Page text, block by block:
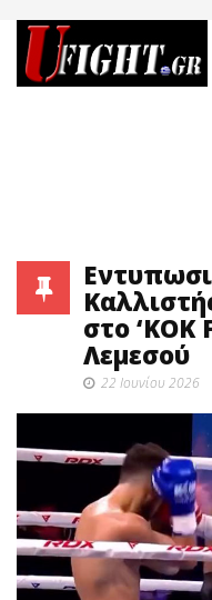
στο
Λεμεσού
22 Ιουνίου 2026